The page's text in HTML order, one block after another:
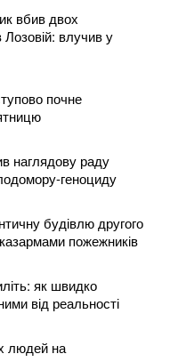
вбив двох
Лозовій: влучив у
почне
наглядову раду
геноциду
будівлю другого
пожежників
як швидко
від реальності
людей на